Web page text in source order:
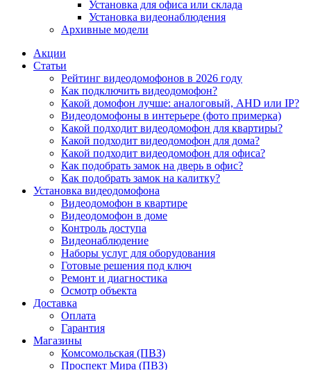
Установка для офиса или склада
Установка видеонаблюдения
Архивные модели
Акции
Статьи
Рейтинг видеодомофонов в 2026 году
Как подключить видеодомофон?
Какой домофон лучше: аналоговый, AHD или IP?
Видеодомофоны в интерьере (фото примерка)
Какой подходит видеодомофон для квартиры?
Какой подходит видеодомофон для дома?
Какой подходит видеодомофон для офиса?
Как подобрать замок на дверь в офис?
Как подобрать замок на калитку?
Установка видеодомофона
Видеодомофон в квартире
Видеодомофон в доме
Контроль доступа
Видеонаблюдение
Наборы услуг для оборудования
Готовые решения под ключ
Ремонт и диагностика
Осмотр объекта
Доставка
Оплата
Гарантия
Магазины
Комсомольская (ПВЗ)
Проспект Мира (ПВЗ)